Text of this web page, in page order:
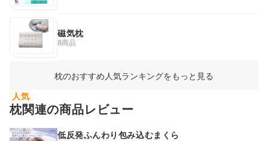
磁気枕
8商品
枕のおすすめ人気ランキングをもっと見る
人気
枕関連の商品レビュー
低反発ふんわり包み込むまくら